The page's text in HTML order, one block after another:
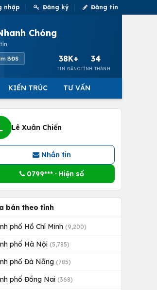
nhập Đăng ký Đăng tin
Chóng
BĐS 38K+
TIN ĐĂNG
34
TỈNH THÀNH
KIẾN TRÚC TƯ VẤN
Lê Xuân Chiến
Nhắn tin
0799*** · Hiện số
bán theo tỉnh
phố Hồ Chí Minh (9,200)
phố Hà Nội (5,785)
phố Đà Nẵng (785)
phố Đồng Nai (368)